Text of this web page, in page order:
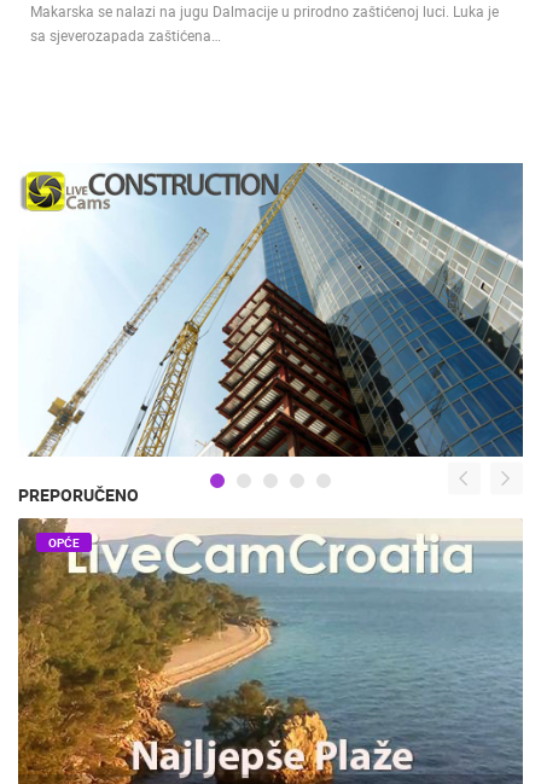
Makarska se nalazi na jugu Dalmacije u prirodno zaštićenoj luci. Luka je
sa sjeverozapada zaštićena…
PREPORUČENO
OPĆE